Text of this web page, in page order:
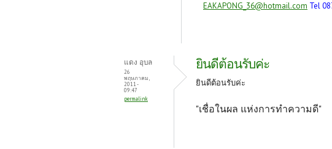
EAKAPONG_36@hotmail.com Tel
แดง อุบล
26
พฤษภาคม,
2011 -
09:47
permalink
ยินดีต้อนรับค่ะ
ยินดีต้อนรับค่ะ
"เชื่อในผล แห่งการทำความดี"